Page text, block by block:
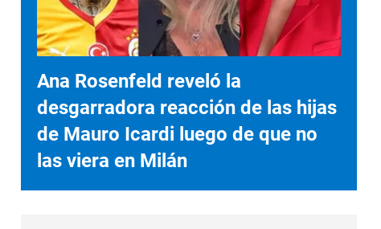
Ana Rosenfeld reveló la
desgarradora reacción de las hijas
de Mauro Icardi luego de que no
las viera en Milán